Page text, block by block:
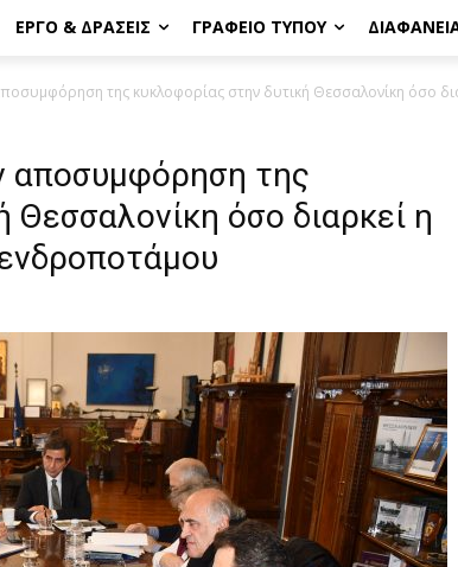
ΈΡΓΟ & ΔΡΆΣΕΙΣ ΓΡΑΦΕΊΟ ΤΎΠΟΥ
της κυκλοφορίας στην δυτική Θεσσαλονίκη όσο
αποσυμφόρηση της
Θεσσαλονίκη όσο διαρκεί η